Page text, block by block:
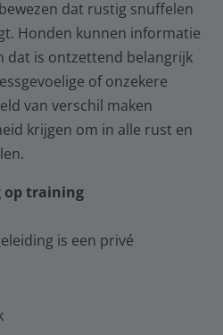
dat rustig snuffelen
Honden kunnen informatie
dat is ontzettend belangrijk
of onzekere
van verschil maken
krijgen om in alle rust en
op training
is een privé